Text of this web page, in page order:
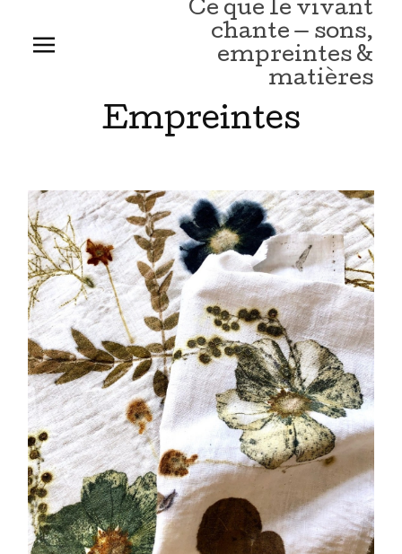
Ce que le vivant
chante — sons,
empreintes &
matières
Empreintes